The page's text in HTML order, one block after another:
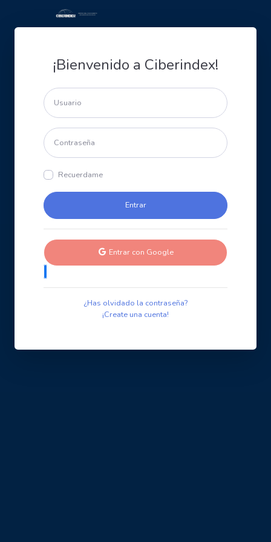
¡Bienvenido a Ciberindex!
Recuerdame
Entrar con Google
¿Has olvidado la contraseña?
¡Create una cuenta!